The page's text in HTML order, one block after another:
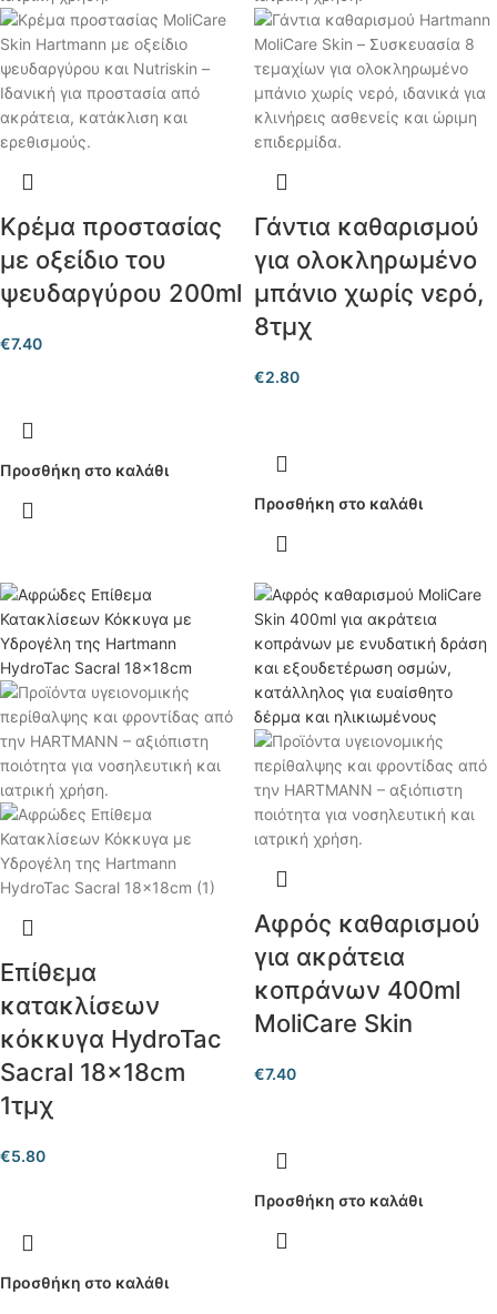
Κρέμα προστασίας
με οξείδιο του
ψευδαργύρου 200ml
€7.40
Προσθήκη στο καλάθι
Γάντια καθαρισμού
για ολοκληρωμένο
μπάνιο χωρίς νερό,
8τμχ
€2.80
Προσθήκη στο καλάθι
Επίθεμα
κατακλίσεων
κόκκυγα HydroTac
Sacral 18x18cm
1τμχ
€5.80
Προσθήκη στο καλάθι
Αφρός καθαρισμού
για ακράτεια
κοπράνων 400ml
MoliCare Skin
€7.40
Προσθήκη στο καλάθι